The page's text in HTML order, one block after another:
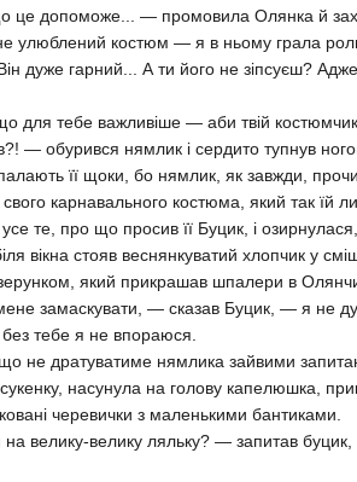
допоможе... — промовила Олянка й
улюблений костюм — я в ньому грала
дуже гарний... А ти його не зіпсуєш?
тебе важливіше — аби твій костюмчик
— обурився нямлик і сердито тупнув
її щоки, бо нямлик, як завжди,
карнавального костюма, який так їй
те, про що просив її Буцик, і
вікна стояв веснянкуватий хлопчик у
який прикрашав шпалери в
замаскувати, — сказав Буцик, — я не
без тебе я не впораюся.
не дратуватиме нямлика зайвими
насунула на голову капелюшка,
черевички з маленькими бантиками.
велику-велику ляльку? — запитав буцик,